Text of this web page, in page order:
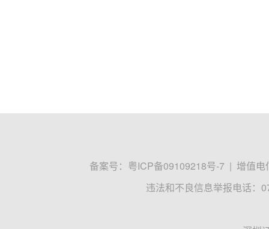
备案号： 粤ICP备09109218号-7 | 增值电
违法和不良信息举报电话：